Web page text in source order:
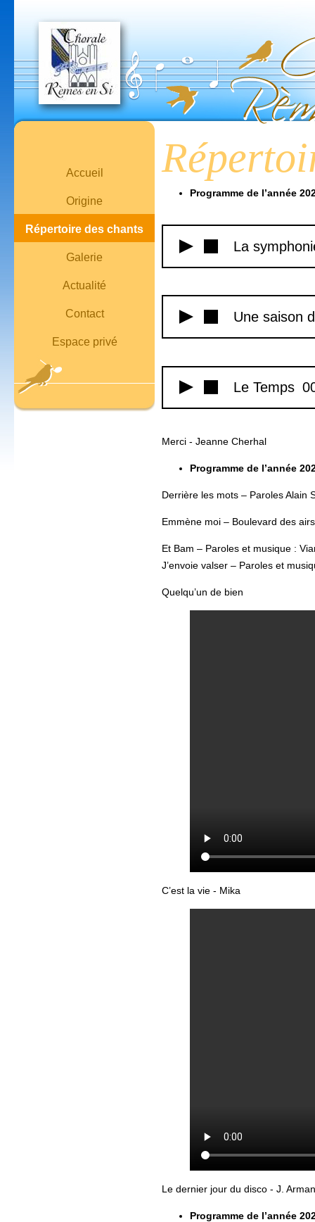
Accueil
Origine
Répertoire des chants
Galerie
Actualité
Contact
Espace privé
Programme de l’année
La
Une saison
Le Temps
Merci - Jeanne Cherhal
Programme de l’année
Derrière les mots – Paroles Alain
Emmène moi – Boulevard des airs
Et Bam – Paroles et musique :
J’envoie valser – Paroles et
Quelqu’un de bien
C’est la vie - Mika
Le dernier jour du disco - J.
Programme de l’année